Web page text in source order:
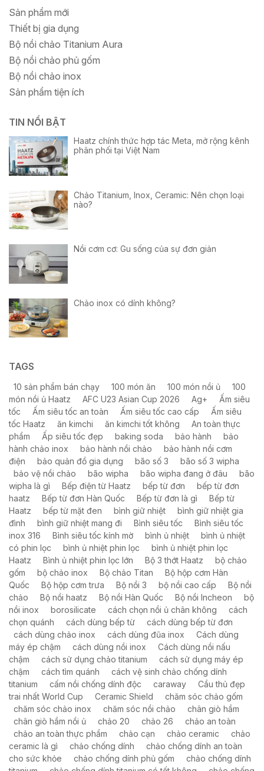
Sản phẩm mới
Thiết bị gia dụng
Bộ nồi chảo Titanium Aura
Bộ nồi chảo phủ gốm
Bộ nồi chảo inox
Sản phẩm tiện ích
TIN NỔI BẬT
Haatz chính thức hợp tác Meta, mở rộng kênh
phân phối tại Việt Nam
Chảo Titanium, Inox, Ceramic: Nên chọn loại
nào?
Nồi cơm cơ: Gu sống của sự đơn giản
Chảo inox có dính không?
TAGS
10 sản phẩm bán chạy 100 món ăn 100 món nồi ủ
100
món nồi ủ Haatz
AFC U23 Asian Cup 2026 Ag+
Ấm siêu
tốc
Ấm siêu tốc an toàn Ấm siêu tốc cao cấp
Ấm siêu
tốc Haatz
ăn kimchi ăn kimchi tốt không
An toàn thực
phẩm
Ấp siêu tốc đẹp baking soda bảo hành
bảo
hành chảo inox
bảo hành nồi chảo
bảo hành nồi cơm
điện
bảo quản đồ gia dụng bão số 3
bão số 3 wipha
bảo vệ nồi chảo
bão wipha bão wipha đang ở đâu
bão
wipha là gì
Bếp điện từ Haatz bếp từ đơn
bếp từ đơn
haatz
Bếp từ đơn Hàn Quốc Bếp từ đơn là gì
Bếp từ
Haatz
bếp từ mặt đen bình giữ nhiệt
bình giữ nhiệt gia
đình
bình giữ nhiệt mang đi Bình siêu tốc
Bình siêu tốc
inox 316
Bình siêu tốc kính mờ bình ủ nhiệt
bình ủ nhiệt
có phin lọc
bình ủ nhiệt phin lọc
bình ủ nhiệt phin lọc
Haatz
Bình ủ nhiệt phin lọc lớn Bộ 3 thớt Haatz
bộ chảo
gốm
bộ chảo inox Bộ chảo Titan
Bộ hộp cơm Hàn
Quốc
Bộ hộp cơm trưa Bộ nồi 3 bộ nồi cao cấp
Bộ nồi
chảo
Bộ nồi haatz Bộ nồi Hàn Quốc Bộ nồi Incheon
bộ
nồi inox
borosilicate cách chọn nồi ủ chân không
cách
chọn quánh
cách dùng bếp từ
cách dùng bếp từ đơn
cách dùng chảo inox
cách dùng đũa inox
Cách dùng
máy ép chậm
cách dùng nồi inox
Cách dùng nồi nấu
chậm
cách sử dụng chảo titanium
cách sử dụng máy ép
chậm
cách tìm quánh
cách vệ sinh chảo chống dính
titanium
cấm nồi chống dính độc caraway
Cầu thủ đẹp
trai nhất World Cup
Ceramic Shield
chăm sóc chảo gốm
chăm sóc chảo inox
chăm sóc nồi chảo
chân giò hầm
chân giò hầm nồi ủ
chảo 20 chảo 26
chảo an toàn
chảo an toàn thực phẩm
chảo cạn chảo ceramic
chảo
ceramic là gì
chảo chống dính
chảo chống dính an toàn
cho sức khỏe
chảo chống dính phủ gốm
chảo chống dính